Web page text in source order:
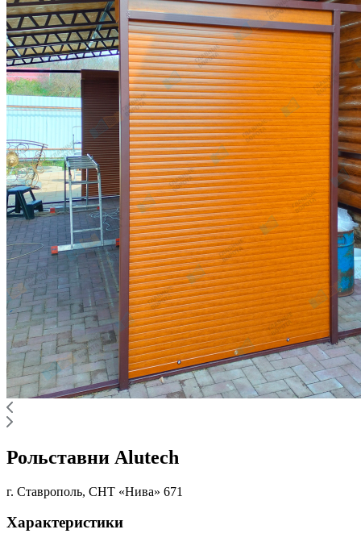
Рольставни Alutech
г. Ставрополь, СНТ «Нива» 671
Характеристики